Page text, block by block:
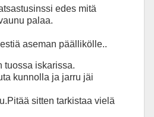
edes mitä
palaa.
aseman päällikölle..
tuossa iskarissa.
kunnolla ja jarru jäi
sitten tarkistaa vielä